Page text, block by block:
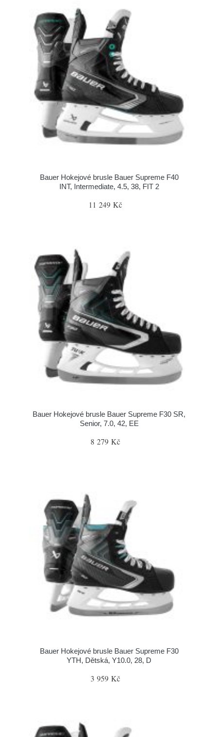
Bauer Hokejové brusle Bauer Supreme F40
INT, Intermediate, 4.5, 38, FIT 2
11 249 Kč
Bauer Hokejové brusle Bauer Supreme F30 SR,
Senior, 7.0, 42, EE
8 279 Kč
Bauer Hokejové brusle Bauer Supreme F30
YTH, Dětská, Y10.0, 28, D
3 959 Kč